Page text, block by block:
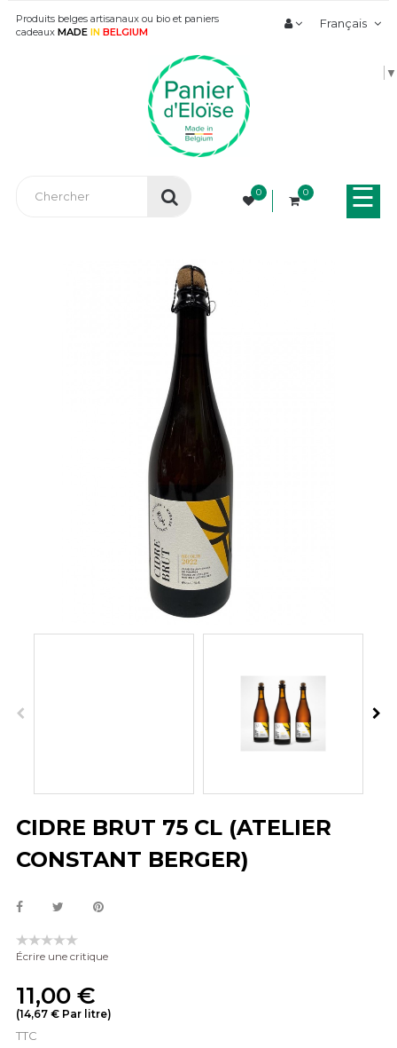
Produits belges artisanaux ou bio et paniers
cadeaux MADE IN BELGIUM
Français
▼
0 0
la
☰
CIDRE BRUT 75 CL (ATELIER
CONSTANT BERGER)
Écrire une critique
11,00 €
(14,67 € Par litre)
TTC